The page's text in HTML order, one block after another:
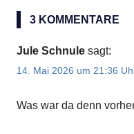
3 KOMMENTARE
Jule Schnule sagt:
14. Mai 2026 um 21:36
Was war da denn